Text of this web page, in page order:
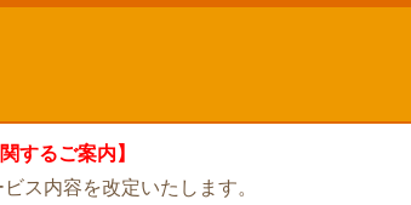
するご案内】
ス内容を改定いたします。